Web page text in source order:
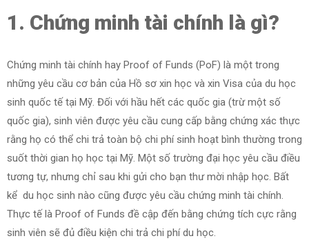
1. Chứng minh tài chính là gì?
Chứng minh tài chính hay Proof of Funds (PoF) là một trong
những yêu cầu cơ bản của Hồ sơ xin học và xin Visa của du học
sinh quốc tế tại Mỹ. Đối với hầu hết các quốc gia (trừ một số
quốc gia), sinh viên được yêu cầu cung cấp bằng chứng xác thực
rằng họ có thể chi trả toàn bộ chi phí sinh hoạt bình thường trong
suốt thời gian họ học tại Mỹ. Một số trường đại học yêu cầu điều
tương tự, nhưng chỉ sau khi gửi cho bạn thư mời nhập học. Bất
kể du học sinh nào cũng được yêu cầu chứng minh tài chính.
Thực tế là Proof of Funds đề cập đến bằng chứng tích cực rằng
sinh viên sẽ đủ điều kiện chi trả chi phí du học.